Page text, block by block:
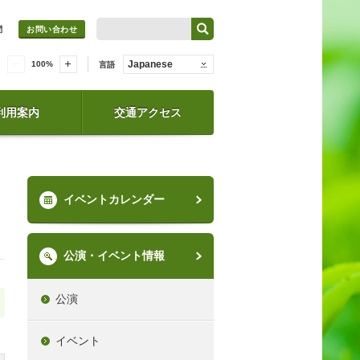
お問い合わせ
100% 言語 Japanese
用案内 交通アクセス
イベントカレンダー
公演・イベント情報
公演
イベント